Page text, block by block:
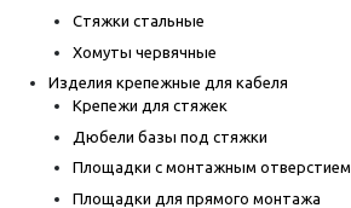
Стяжки стальные
Хомуты червячные
Изделия крепежные для кабеля
Крепежи для стяжек
Дюбели базы под стяжки
Площадки с монтажным отверстием
Площадки для прямого монтажа